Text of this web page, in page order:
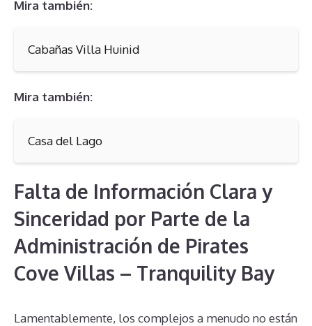
Mira también:
Cabañas Villa Huinid
Mira también:
Casa del Lago
Falta de Información Clara y
Sinceridad por Parte de la
Administración de Pirates
Cove Villas – Tranquility Bay
Lamentablemente, los complejos a menudo no están